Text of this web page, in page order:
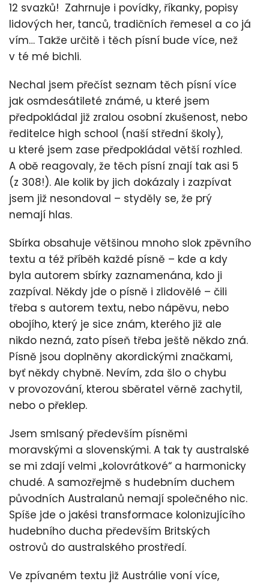
12 svazků! Zahrnuje i povídky, říkanky, popisy
lidových her, tanců, tradičních řemesel a co já
vím… Takže určitě i těch písní bude více, než
v té mé bichli.
Nechal jsem přečíst seznam těch písní více
jak osmdesátileté známé, u které jsem
předpokládal již zralou osobní zkušenost, nebo
ředitelce high school (naší střední školy),
u které jsem zase předpokládal větší rozhled.
A obě reagovaly, že těch písní znají tak asi 5
(z 308!). Ale kolik by jich dokázaly i zazpívat
jsem již nesondoval – styděly se, že prý
nemají hlas.
Sbírka obsahuje většinou mnoho slok zpěvního
textu a též příběh každé písně – kde a kdy
byla autorem sbírky zaznamenána, kdo ji
zazpíval. Někdy jde o písně i zlidovělé – čili
třeba s autorem textu, nebo nápěvu, nebo
obojího, který je sice znám, kterého již ale
nikdo nezná, zato píseň třeba ještě někdo zná.
Písně jsou doplněny akordickými značkami,
byť někdy chybně. Nevím, zda šlo o chybu
v provozování, kterou sběratel věrně zachytil,
nebo o překlep.
Jsem smlsaný především písněmi
moravskými a slovenskými. A tak ty australské
se mi zdají velmi „kolovrátkové“ a harmonicky
chudé. A samozřejmě s hudebním duchem
původních Australanů nemají společného nic.
Spíše jde o jakési transformace kolonizujícího
hudebního ducha především Britských
ostrovů do australského prostředí.
Ve zpívaném textu již Austrálie voní více,